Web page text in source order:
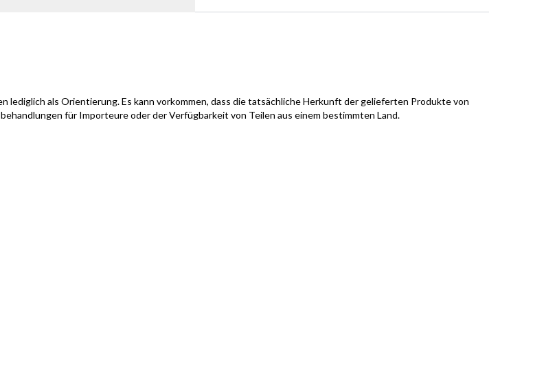
als Orientierung. Es kann vorkommen, dass die tatsächliche Herkunft der gelieferten Produkte von
für Importeure oder der Verfügbarkeit von Teilen aus einem bestimmten Land.